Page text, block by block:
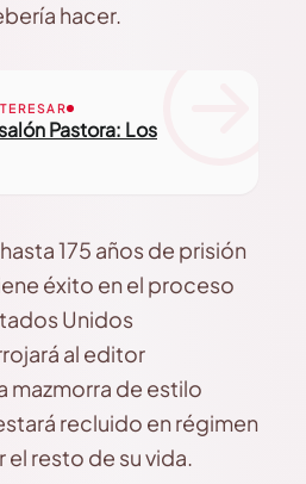
hacer.
Pastora: Los
175 años de prisión
éxito en el proceso
Unidos
al editor
mazmorra de estilo
recluido en régimen
resto de su vida.